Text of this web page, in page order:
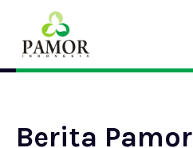
Berita Pamor